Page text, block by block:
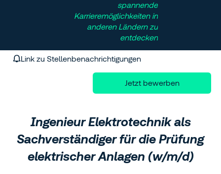
spannende
Karrieremöglichkeiten in
anderen Ländern zu
entdecken
Link zu Stellenbenachrichtigungen
Jetzt bewerben
Ingenieur Elektrotechnik als
Sachverständiger für die Prüfung
elektrischer Anlagen (w/m/d)